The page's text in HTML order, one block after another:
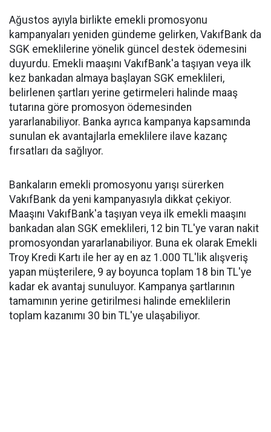
Ağustos ayıyla birlikte emekli promosyonu
kampanyaları yeniden gündeme gelirken, VakıfBank da
SGK emeklilerine yönelik güncel destek ödemesini
duyurdu. Emekli maaşını VakıfBank'a taşıyan veya ilk
kez bankadan almaya başlayan SGK emeklileri,
belirlenen şartları yerine getirmeleri halinde maaş
tutarına göre promosyon ödemesinden
yararlanabiliyor. Banka ayrıca kampanya kapsamında
sunulan ek avantajlarla emeklilere ilave kazanç
fırsatları da sağlıyor.
Bankaların emekli promosyonu yarışı sürerken
VakıfBank da yeni kampanyasıyla dikkat çekiyor.
Maaşını VakıfBank'a taşıyan veya ilk emekli maaşını
bankadan alan SGK emeklileri, 12 bin TL'ye varan nakit
promosyondan yararlanabiliyor. Buna ek olarak Emekli
Troy Kredi Kartı ile her ay en az 1.000 TL'lik alışveriş
yapan müşterilere, 9 ay boyunca toplam 18 bin TL'ye
kadar ek avantaj sunuluyor. Kampanya şartlarının
tamamının yerine getirilmesi halinde emeklilerin
toplam kazanımı 30 bin TL'ye ulaşabiliyor.